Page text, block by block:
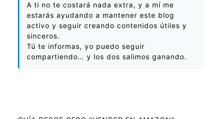
A ti no te costará nada extra, y a mí me
estarás ayudando a mantener este blog
activo y seguir creando contenidos útiles y
sinceros.
Tú te informas, yo puedo seguir
compartiendo… y los dos salimos ganando.